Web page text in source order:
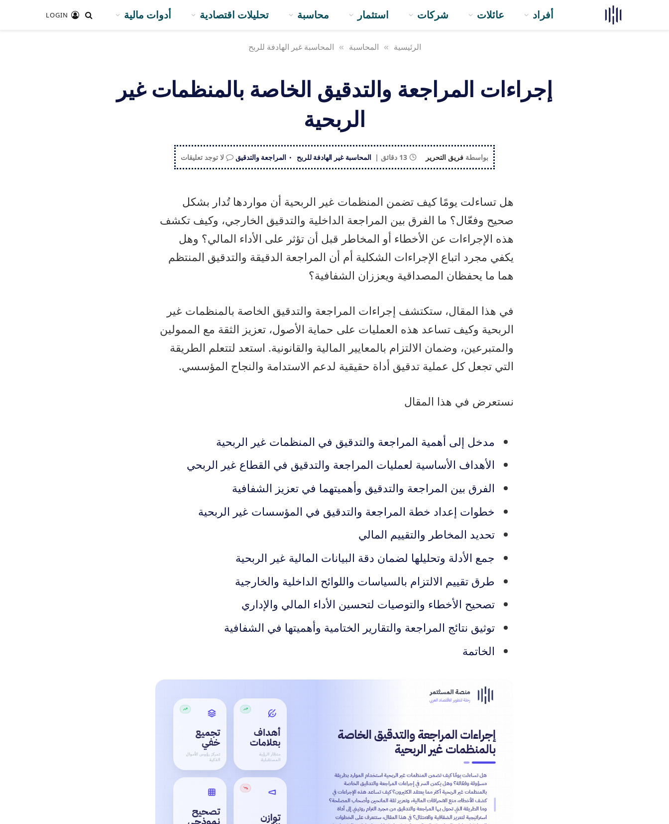
أفراد عائلات شركات استثمار محاسبة تحليلات اقتصادية أدوات مالية LOGIN
الرئيسية » المحاسبة » المحاسبة غير الهادفة للربح
إجراءات المراجعة والتدقيق الخاصة بالمنظمات غير
الربحية
بواسطة فريق التحرير 13 دقائق المحاسبة غير الهادفة للربح المراجعة والتدقيق لا توجد تعليقات
هل تساءلت يومًا كيف تضمن المنظمات غير الربحية أن مواردها تُدار بشكل
صحيح وفعّال؟ ما الفرق بين المراجعة الداخلية والتدقيق الخارجي، وكيف تكشف
هذه الإجراءات عن الأخطاء أو المخاطر قبل أن تؤثر على الأداء المالي؟ وهل
يكفي مجرد اتباع الإجراءات الشكلية أم أن المراجعة الدقيقة والتدقيق المنتظم
هما ما يحفظان المصداقية ويعززان الشفافية؟
في هذا المقال، ستكتشف إجراءات المراجعة والتدقيق الخاصة بالمنظمات غير
الربحية وكيف تساعد هذه العمليات على حماية الأصول، تعزيز الثقة مع الممولين
والمتبرعين، وضمان الالتزام بالمعايير المالية والقانونية. استعد لتتعلم الطريقة
التي تجعل كل عملية تدقيق أداة حقيقية لدعم الاستدامة والنجاح المؤسسي.
نستعرض في هذا المقال
مدخل إلى أهمية المراجعة والتدقيق في المنظمات غير الربحية
الأهداف الأساسية لعمليات المراجعة والتدقيق في القطاع غير الربحي
الفرق بين المراجعة والتدقيق وأهميتهما في تعزيز الشفافية
خطوات إعداد خطة المراجعة والتدقيق في المؤسسات غير الربحية
تحديد المخاطر والتقييم المالي
جمع الأدلة وتحليلها لضمان دقة البيانات المالية غير الربحية
طرق تقييم الالتزام بالسياسات واللوائح الداخلية والخارجية
تصحيح الأخطاء والتوصيات لتحسين الأداء المالي والإداري
توثيق نتائج المراجعة والتقارير الختامية وأهميتها في الشفافية
الخاتمة